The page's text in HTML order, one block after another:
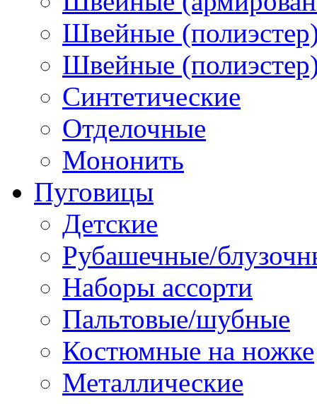
Швейные
Швейные
Синтетические
Отделочные
Мононить
Пуговицы
Детские
Рубашечные/
Наборы ассорти
Пальтовые/шубные
Костюмные на ножке
Металлические